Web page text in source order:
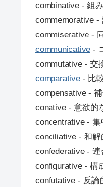
combinative ‐ 組
commemorative ‐
commiserative ‐
communicative ‐
commutative ‐ 交
comparative ‐ 比
compensative ‐
conative ‐ 意欲的
concentrative ‐ 集
conciliative ‐ 和解
confederative ‐ 連
configurative ‐ 構
confutative ‐ 反論